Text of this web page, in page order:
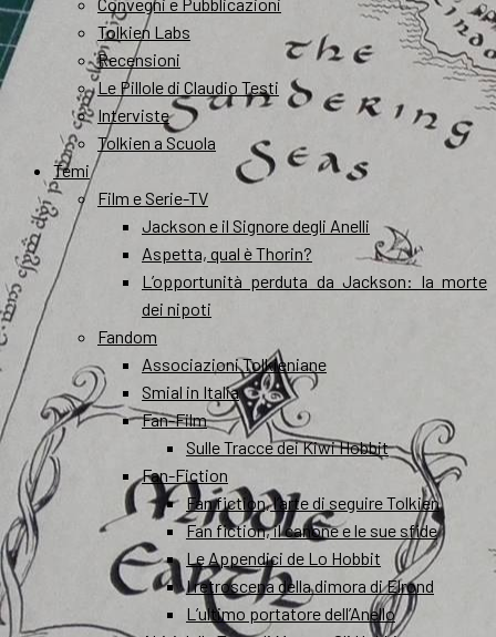
Tolkien Labs
Recensioni
Le Pillole di Claudio Testi
Interviste
Tolkien a Scuola
Temi
Film e Serie-TV
Jackson e il Signore degli Anelli
Aspetta, qual è Thorin?
L’opportunità perduta da Jackson: la morte
dei nipoti
Fandom
Associazioni Tolkieniane
Smial in Italia
Fan-Film
Sulle Tracce dei Kiwi Hobbit
Fan-Fiction
Fan fiction, l’arte di seguire Tolkien
Fan fiction, il canone e le sue sfide
Le Appendici de Lo Hobbit
I retroscena della dimora di Elrond
L’ultimo portatore dell’Anello